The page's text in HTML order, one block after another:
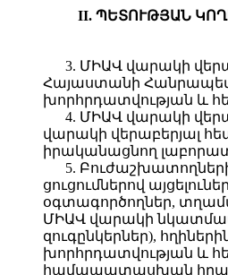
II. ՊԵՏՈՒԹՅԱՆ
3. ՄԻԱՎ վարակի
Հայաստանի
խորհրդատվության և
4. ՄԻԱՎ վարակի
վարակի վերաբերյալ
իրականացնող
5.
ցուցումներով
օգտագործողներ,
ՄԻԱՎ վարակի
զուգընկերներ),
խորհրդատվության և
համապատասխան